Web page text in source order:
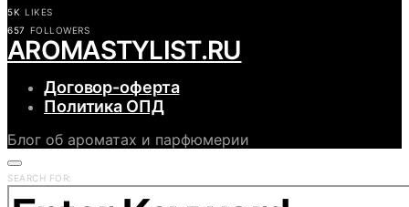
5K LIKES
657 FOLLOWERS
АROMASTYLIST.RU
Договор-оферта
Политика ОПД
Блог об ароматах и парфюмерии
SEARCH FOR: